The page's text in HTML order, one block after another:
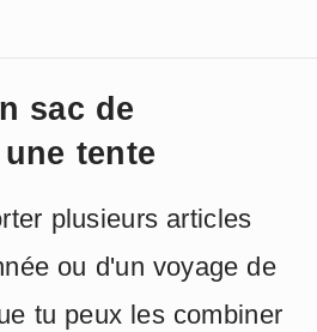
sac de
tente
plusieurs articles
ou d'un voyage de
tu peux les combiner